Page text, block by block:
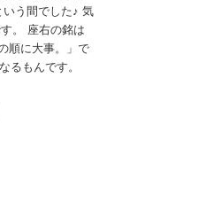
う間でした♪ 気
。 座右の銘は
順に大事。」で
るもんです。